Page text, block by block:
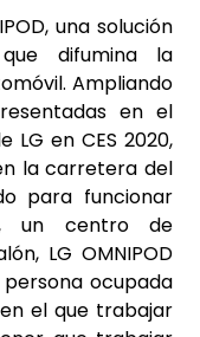
una solución
difumina la
Ampliando
en el
en CES 2020,
la carretera del
para funcionar
un centro de
LG OMNIPOD
ocupada
el que trabajar